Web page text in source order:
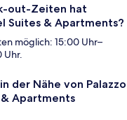
out-Zeiten hat
Suites & Apartments?
möglich: 15:00 Uhr–
Uhr.
der Nähe von Palazzo
& Apartments